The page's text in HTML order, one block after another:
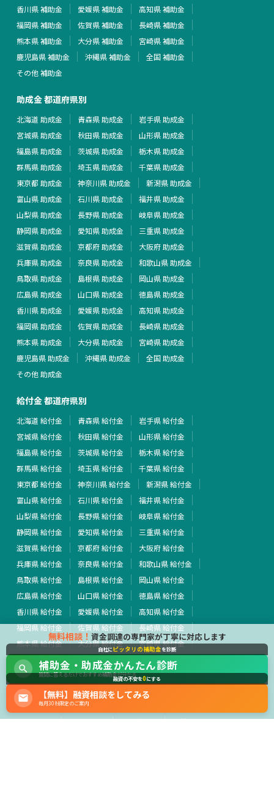
香川県 補助金
愛媛県 補助金
高知県 補助金
福岡県 補助金
佐賀県 補助金
長崎県 補助金
熊本県 補助金
大分県 補助金
宮崎県 補助金
鹿児島県 補助金
沖縄県 補助金
全国 補助金
その他 補助金
助成金 都道府県別
北海道 助成金 青森県 助成金
岩手県 助成金
宮城県 助成金
秋田県 助成金
山形県 助成金
福島県 助成金
茨城県 助成金
栃木県 助成金
群馬県 助成金
埼玉県 助成金
千葉県 助成金
東京都 助成金
神奈川県 助成金
新潟県 助成金
富山県 助成金
石川県 助成金
福井県 助成金
山梨県 助成金
長野県 助成金
岐阜県 助成金
静岡県 助成金
愛知県 助成金
三重県 助成金
滋賀県 助成金
京都府 助成金
大阪府 助成金
兵庫県 助成金
奈良県 助成金
和歌山県 助成金
鳥取県 助成金
島根県 助成金
岡山県 助成金
広島県 助成金
山口県 助成金
徳島県 助成金
香川県 助成金
愛媛県 助成金
高知県 助成金
福岡県 助成金
佐賀県 助成金
長崎県 助成金
熊本県 助成金
大分県 助成金
宮崎県 助成金
鹿児島県 助成金
沖縄県 助成金
全国 助成金
その他 助成金
給付金 都道府県別
北海道 給付金 青森県 給付金
岩手県 給付金
宮城県 給付金
秋田県 給付金
山形県 給付金
福島県 給付金
茨城県 給付金
栃木県 給付金
群馬県 給付金
埼玉県 給付金
千葉県 給付金
東京都 給付金
神奈川県 給付金
新潟県 給付金
富山県 給付金
石川県 給付金
福井県 給付金
山梨県 給付金
長野県 給付金
岐阜県 給付金
静岡県 給付金
愛知県 給付金
三重県 給付金
滋賀県 給付金
京都府 給付金
大阪府 給付金
兵庫県 給付金
奈良県 給付金
和歌山県 給付金
鳥取県 給付金
島根県 給付金
岡山県 給付金
広島県 給付金
山口県 給付金
徳島県 給付金
香川県 給付金
愛媛県 給付金
高知県 給付金
福岡県 給付金
佐賀県 給付金
長崎県 給付金
熊本県 給付金
大分県 給付金
宮崎県 給付金
鹿児島県 給付金
沖縄県 給付金
全国 給付金
その他 給付金
行政・外部団体
経済産業省 中小企業庁 厚生労働省 農林水産省
無料相談！ 資金調達の専門家が丁寧に対応します
自社にピッタリの補助金を診断
補助金・助成金かんたん診断
質問に答えるだけでおすすめ補助金が分かる
融資の不安を0にする
【無料】融資相談をしてみる
毎月30社限定のご案内